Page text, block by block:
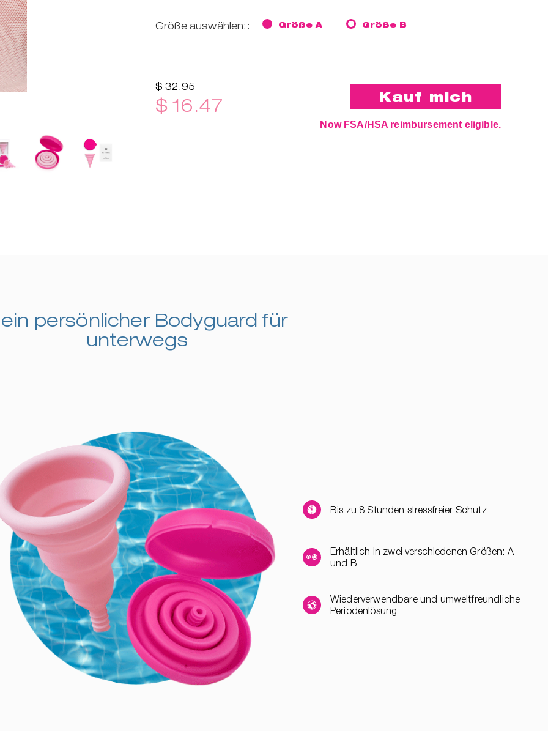
Größe auswählen:: Größe A Größe B
$ 32.95
$ 16.47
Now FSA/HSA reimbursement eligible.
persönlicher Bodyguard für
unterwegs
Bis zu 8 Stunden stressfreier Schutz
Erhältlich in zwei verschiedenen Größen: A
und B
Wiederverwendbare und umweltfreundliche
Periodenlösung